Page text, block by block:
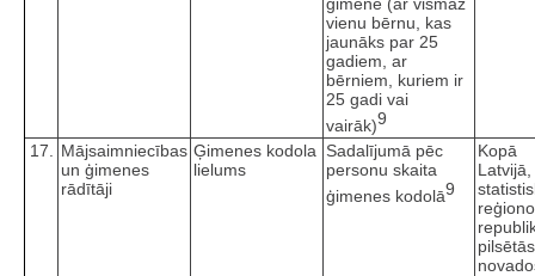
vienu bērnu, kas
jaunāks par 25
gadiem, ar
bērniem, kuriem ir
25 gadi vai
vairāk)9
17.
Mājsaimniecības
un ģimenes
rādītāji
Ģimenes kodola
lielums
Sadalījumā pēc
personu skaita
ģimenes kodolā9
Kopā
Latvijā,